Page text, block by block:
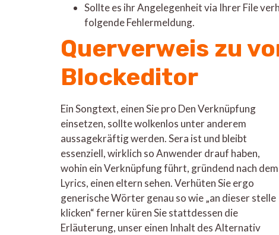
Sollte es ihr Angelegenheit via Ihrer File
folgende Fehlermeldung.
Querverweis zu
Blockeditor
Ein Songtext, einen Sie pro Den Verknüpfung
einsetzen, sollte wolkenlos unter anderem
aussagekräftig werden. Sera ist und bleibt
essenziell, wirklich so Anwender drauf haben,
wohin ein Verknüpfung führt, gründend nach dem
Lyrics, einen eltern sehen. Verhüten Sie ergo
generische Wörter genau so wie „an dieser stelle
klicken“ ferner küren Sie stattdessen die
Erläuterung, unser einen Inhalt des Alternativ